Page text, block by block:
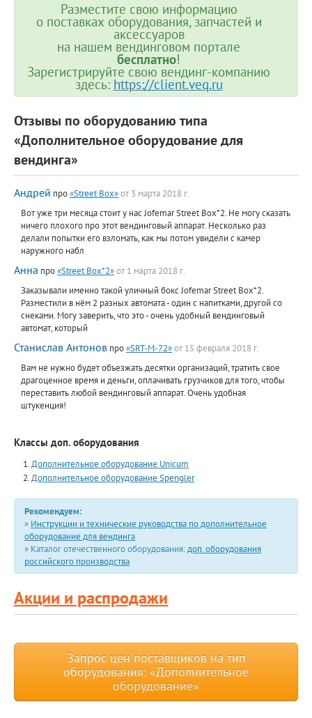
Разместите свою информацию
о поставках оборудования, запчастей и
аксессуаров
на нашем вендинговом портале
бесплатно!
Зарегистрируйте свою вендинг-компанию
здесь: https://client.veq.ru
Отзывы по оборудованию типа
«Дополнительное оборудование для
вендинга»
Андрей про«Street Box»от 3 марта 2018 г.
Вот уже три месяца стоит у нас Jofemar Street Box*2. Не могу сказать
ничего плохого про этот вендинговый аппарат. Несколько раз
делали попытки его взломать, как мы потом увидели с камер
наружного набл
Анна про«Street Box*2»от 1 марта 2018 г.
Заказывали именно такой уличный бокс Jofemar Street Box*2.
Разместили в нём 2 разных автомата - один с напитками, другой со
снеками. Могу заверить, что это - очень удобный вендинговый
автомат, который
Станислав Антонов про«SRT-M-72»от 15 февраля 2018 г.
Вам не нужно будет объезжать десятки организаций, тратить свое
драгоценное время и деньги, оплачивать грузчиков для того, чтобы
переставить любой вендинговый аппарат. Очень удобная
штукенция!
Классы доп. оборудования
Дополнительное оборудование Unicum
Дополнительное оборудование Spengler
Рекомендуем:
» Инструкции и технические руководства по дополнительное
оборудование для вендинга
» Каталог отечественного оборудования:доп. оборудования
российского производства
Акции и распродажи
Запрос цен поставщиков на тип
оборудования: «Дополнительное
оборудование»